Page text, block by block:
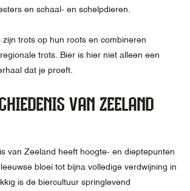
en schaal- en schelpdieren.
trots op hun roots en combineren
trots. Bier is hier niet alleen een
dat je proeft.
VAN ZEELAND
van Zeeland heeft hoogte- en dieptepunten
bloei tot bijna volledige verdwijning in
is de biercultuur springlevend